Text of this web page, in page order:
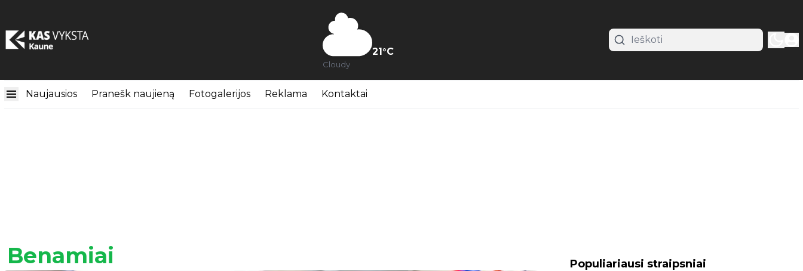
21°C
Cloudy
Naujausios Pranešk naujieną Fotogalerijos Reklama Kontaktai
Benamiai Populiariausi straipsniai